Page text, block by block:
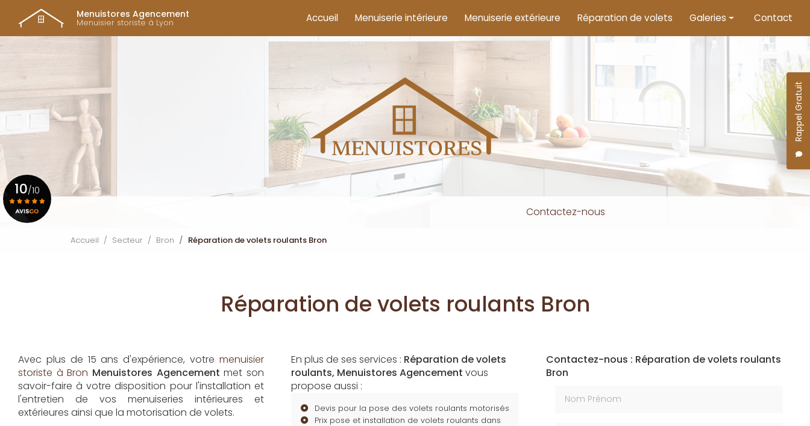
contenu
principal
Menuistores Agencement
Menuisier storiste à Lyon
Rappel Gratuit
Accueil Menuiserie intérieure Menuiserie extérieure Réparation de volets Galeries
Menuiserie extérieure
Motorisation de volets
Contact
Contactez-nous
10/10
Accueil Secteur Bron Réparation de volets roulants Bron
Réparation de volets roulants Bron
Avec plus de 15 ans d'expérience, votre menuisier
storiste à Bron Menuistores Agencement met son
savoir-faire à votre disposition pour l'installation et
l'entretien de vos menuiseries intérieures et
extérieures ainsi que la motorisation de volets.
En plus de ses services : Réparation de volets
roulants, Menuistores Agencement vous
propose aussi :
Devis pour la pose des volets roulants motorisés
Prix pose et installation de volets roulants dans
Contactez-nous : Réparation de volets roulants
Bron